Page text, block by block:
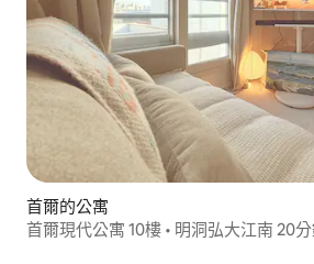
首爾的公寓
首爾現代公寓 10樓 • 明洞弘大江南 20